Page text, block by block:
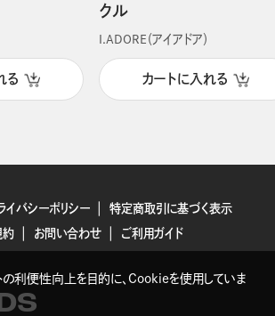
る
クル
I.ADORE（アイアドア）
カートに入れる
イバシーポリシー
特定商取引に基づく表示
約
お問い合わせ ご利用ガイド
の利便性向上を目的に、Cookieを使用していま